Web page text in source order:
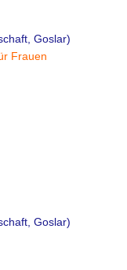
Goslar)
Frauen
Goslar)